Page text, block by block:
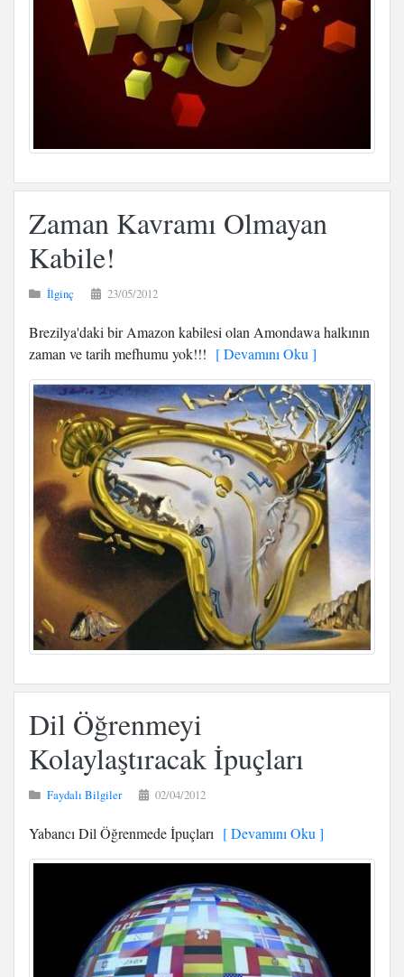
Zaman Kavramı Olmayan
Kabile!
İlginç 23/05/2012
Brezilya'daki bir Amazon kabilesi olan Amondawa halkının
zaman ve tarih mefhumu yok!!! [ Devamını Oku ]
Dil Öğrenmeyi
Kolaylaştıracak İpuçları
Faydalı Bilgiler 02/04/2012
Yabancı Dil Öğrenmede İpuçları [ Devamını Oku ]